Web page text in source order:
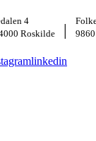
4
Roskilde
|
linkedin